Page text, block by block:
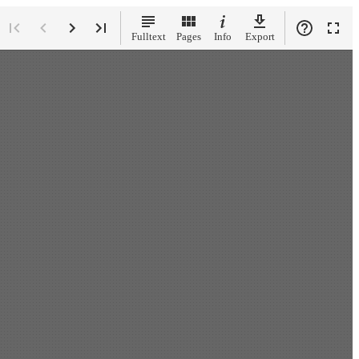
select
View
Fulltext Pages Info Export